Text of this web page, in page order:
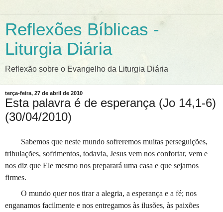
Reflexões Bíblicas -
Liturgia Diária
Reflexão sobre o Evangelho da Liturgia Diária
terça-feira, 27 de abril de 2010
Esta palavra é de esperança (Jo 14,1-6)
(30/04/2010)
Sabemos que neste mundo sofreremos muitas perseguições,
tribulações, sofrimentos, todavia, Jesus vem nos confortar, vem e
nos diz que Ele mesmo nos preparará uma casa e que sejamos
firmes.
O mundo quer nos tirar a alegria, a esperança e a fé; nos
enganamos facilmente e nos entregamos às ilusões, às paixões